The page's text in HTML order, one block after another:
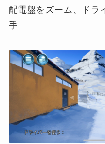
配電盤をズーム、ドラ
手